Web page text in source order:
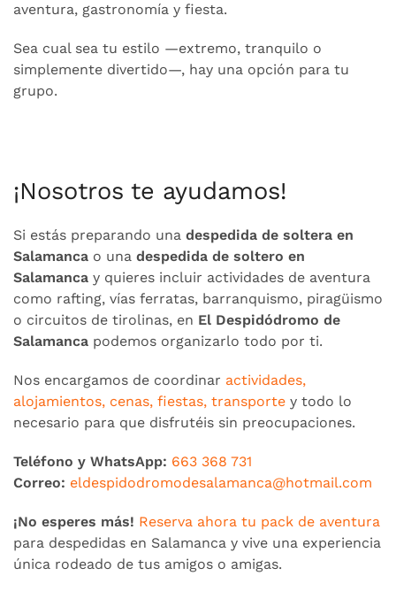
aventura, gastronomía y fiesta.
Sea cual sea tu estilo —extremo, tranquilo o
simplemente divertido—, hay una opción para tu
grupo.
¡Nosotros te ayudamos!
Si estás preparando una despedida de soltera en
Salamanca o una despedida de soltero en
Salamanca y quieres incluir actividades de aventura
como rafting, vías ferratas, barranquismo, piragüismo
o circuitos de tirolinas, en El Despidódromo de
Salamanca podemos organizarlo todo por ti.
Nos encargamos de coordinar actividades,
alojamientos, cenas, fiestas, transporte y todo lo
necesario para que disfrutéis sin preocupaciones.
Teléfono y WhatsApp: 663 368 731
Correo: eldespidodromodesalamanca@hotmail.com
¡No esperes más! Reserva ahora tu pack de aventura
para despedidas en Salamanca y vive una experiencia
única rodeado de tus amigos o amigas.